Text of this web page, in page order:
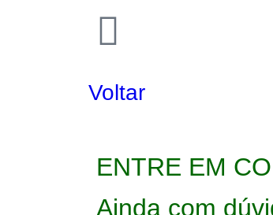
Voltar
ENTRE EM
Ainda com